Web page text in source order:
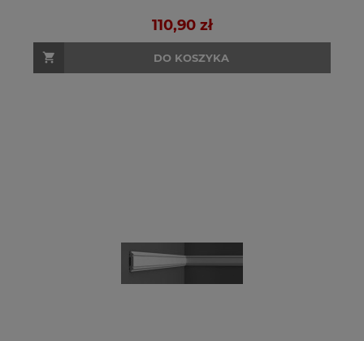
110,90 zł
DO KOSZYKA